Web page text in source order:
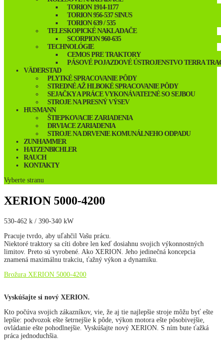
TORION 1914-1177
TORION 956-537 SINUS
TORION 639 / 535
TELESKOPICKÉ NAKLADAČE
SCORPION 960-635
TECHNOLÓGIE
CEMOS PRE TRAKTORY
PÁSOVÉ POJAZDOVÉ ÚSTROJENSTVO TERRA
VÄDERSTAD
PLYTKÉ SPRACOVANIE PÔDY
STREDNÉ AŽ HLBOKÉ SPRACOVANIE PÔDY
SEJAČKY A PRÁCE VYKONÁVATEĽNÉ SO SEJBOU
STROJE NA PRESNÝ VÝSEV
HUSMANN
ŠTIEPKOVACIE ZARIADENIA
DRVIACE ZARIADENIA
STROJE NA DRVENIE KOMUNÁLNEHO ODPADU
ZUNHAMMER
HATZENBICHLER
RAUCH
KONTAKTY
Vyberte stranu
XERION 5000-4200
530-462 k / 390-340 kW
Pracuje tvrdo, aby uľahčil Vašu prácu.
Niektoré traktory sa cíti dobre len keď dosiahnu svojich výkonnostných
limitov. Preto sú vyrobené. Ako XERION. Jeho jedinečná koncepcia
znamená maximálnu trakciu, ťažný výkon a dynamiku.
Brožura XERION 5000-4200
Vyskúšajte si nový XERION.
Kto počúva svojich zákazníkov, vie, že aj tie najlepšie stroje môžu byť ešte
lepšie: podvozok ešte šetrnejšie k pôde, výkon motora ešte pôsobivejšie,
ovládanie ešte pohodlnejšie. Vyskúšajte nový XERION. S ním bute ťažká
práca jednoduchšia.